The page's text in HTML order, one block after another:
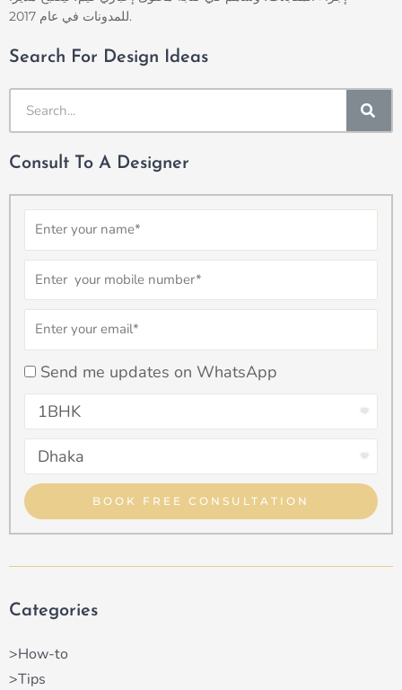
للمدونات في عام 2017.
Search For Design Ideas
Consult To A Designer
Name
Number
Email
checkbox
Send me updates on WhatsApp
Select
Property
Type
Select
Property
Type
BOOK FREE CONSULTATION
Categories
>How-to
>Tips